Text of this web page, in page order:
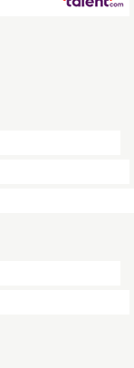
Gustav-Krone-